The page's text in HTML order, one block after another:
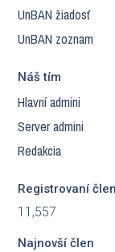
UnBAN žiadosť
UnBAN zoznam
Náš tím
Hlavní admini
Server admini
Redakcia
Registrovaní
11,557
Najnovší člen